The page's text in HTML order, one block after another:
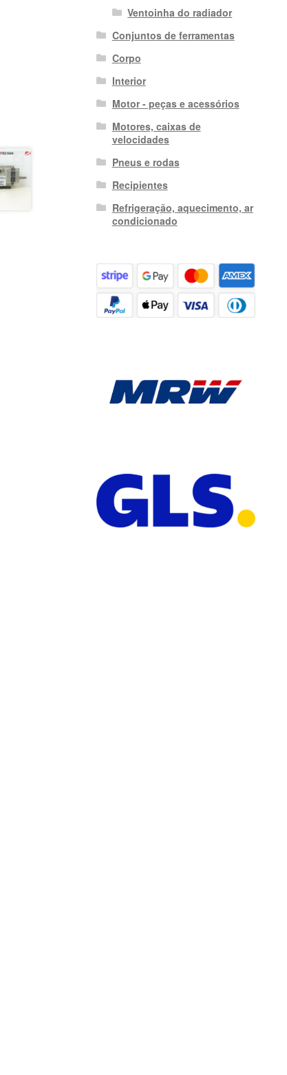
Ventoinha do radiador
Conjuntos de ferramentas
Corpo
Interior
Motor - peças e acessórios
Motores, caixas de
velocidades
Pneus e rodas
Recipientes
Refrigeração, aquecimento, ar
condicionado